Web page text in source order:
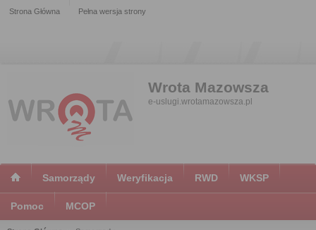
Strona Główna Pełna wersja strony
Wrota Mazowsza
e-uslugi.wrotamazowsza.pl
Samorządy Weryfikacja RWD WKSP
Pomoc MCOP